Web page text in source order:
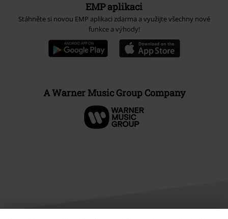
EMP aplikaci
Stáhněte si novou EMP aplikaci zdarma a využijte všechny nové
funkce a výhody!
A Warner Music Group Company